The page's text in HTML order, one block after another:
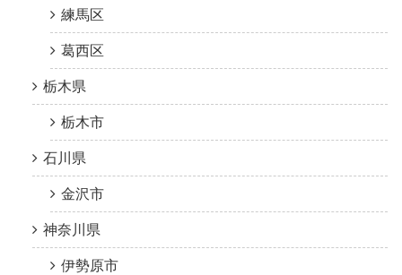
練馬区
葛西区
栃木県
栃木市
石川県
金沢市
神奈川県
伊勢原市